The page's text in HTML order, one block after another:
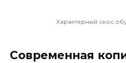
Характерный скос
Современная